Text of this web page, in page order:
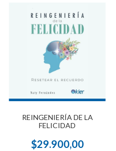
REINGENIERÍA DE LA
FELICIDAD
$29.900,00